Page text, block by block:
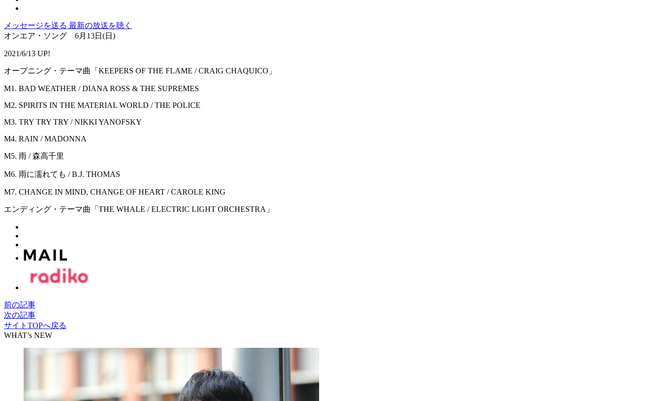
メッセージを送る 最新の放送を聴く
オンエア・ソング 6月13日(日)
2021/6/13 UP!
オープニング・テーマ曲「KEEPERS OF THE FLAME / CRAIG CHAQUICO」
M1. BAD WEATHER / DIANA ROSS & THE SUPREMES
M2. SPIRITS IN THE MATERIAL WORLD / THE POLICE
M3. TRY TRY TRY / NIKKI YANOFSKY
M4. RAIN / MADONNA
M5. 雨 / 森高千里
M6. 雨に濡れても / B.J. THOMAS
M7. CHANGE IN MIND, CHANGE OF HEART / CAROLE KING
エンディング・テーマ曲「THE WHALE / ELECTRIC LIGHT ORCHESTRA」
前の記事
次の記事
サイトTOPへ戻る
WHAT’s NEW